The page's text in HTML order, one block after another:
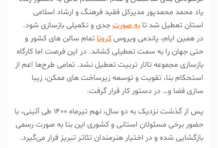
یاد محمد محمدپور مدیرکل فقید فرهنگ و ارشاد اسلامی
استان تعطیل شد تا به صورتجدى و تکمیلى بازسازى شود.
در همین ایام، پاندمى ویروس کرونا تمام سالن هاى کشور و
حتى جهان را به سمت تعطیلى کشاند. در این فرصت اما کارگاه
بازسازى مجموعه تالار تربیت تعطیل نشد. تمامى طرح‌ها اعم از
استحکام بنا، تقویت و توسعه زیرساخت هاى ممکن، زیبا
سازی فضا و… در دستور کار قرار گرفت.
پس از گذشت نزدیک به دو سال، نهم تیرماه ۱۴۰۰ طى آئینى، با
حضور برخى مسئولان استانى و کشورى این بنا به صورت رسمى
بازگشایى شده و در اختیار هنرمندان تئاتر تبریز قرار می‌گیرد.